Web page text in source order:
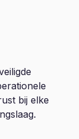
bij elke